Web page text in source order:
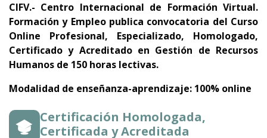
CIFV.- Centro Internacional de Formación Virtual.
Formación y Empleo publica convocatoria del Curso
Online Profesional, Especializado, Homologado,
Certificado y Acreditado en Gestión de Recursos
Humanos de 150 horas lectivas.
Modalidad de enseñanza-aprendizaje: 100% online
Certificación Homologada,
Certificada y Acreditada